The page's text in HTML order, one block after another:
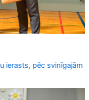
ierasts, pēc svinīgajām